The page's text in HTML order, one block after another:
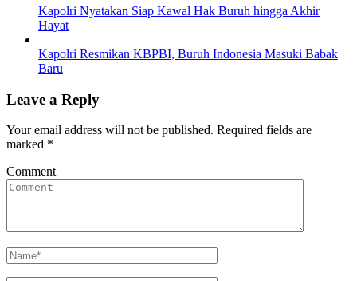
Kapolri Nyatakan Siap Kawal Hak Buruh hingga Akhir
Hayat
Kapolri Resmikan KBPBI, Buruh Indonesia Masuki Babak
Baru
Leave a Reply
Your email address will not be published. Required fields are
marked *
Comment